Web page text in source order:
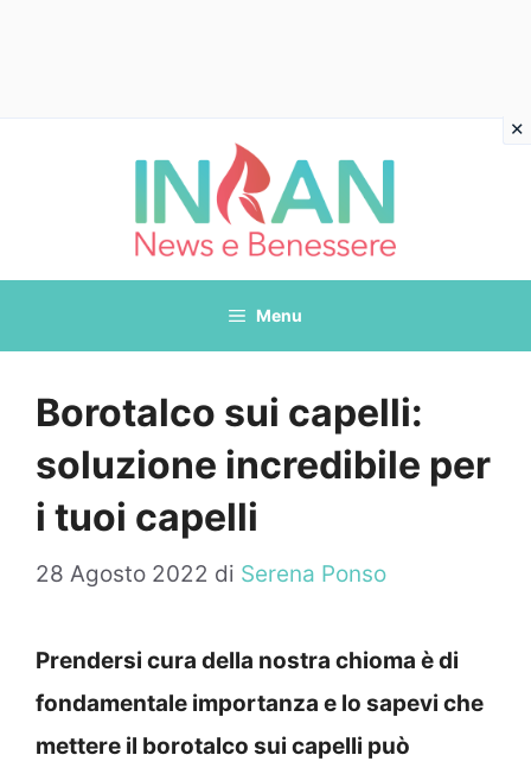
Menu
Borotalco sui capelli:
soluzione incredibile per
i tuoi capelli
28 Agosto 2022 di Serena Ponso
Prendersi cura della nostra chioma è di
fondamentale importanza e lo sapevi che
mettere il borotalco sui capelli può